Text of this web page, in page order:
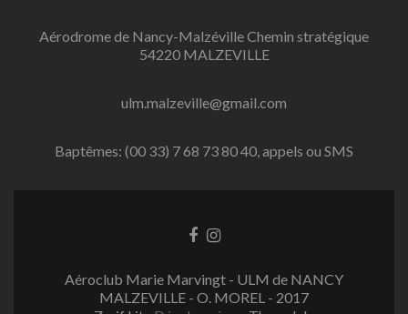
Aérodrome de Nancy-Malzéville Chemin stratégique
54220 MALZEVILLE
ulm.malzeville@gmail.com
Baptêmes: (00 33) 7 68 73 80 40, appels ou SMS
L
n
F
L
n
I
Aéroclub Marie Marvingt - ULM de NANCY
MALZEVILLE - O. MOREL - 2017